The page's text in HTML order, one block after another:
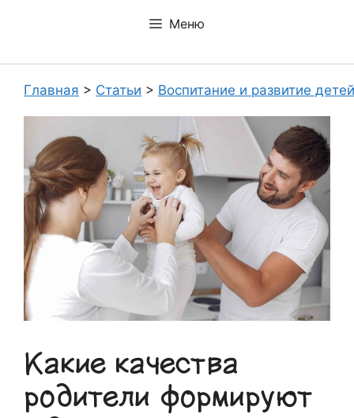
Меню
Главная > Статьи > Воспитание и развитие детей
Какие качества
родители формируют